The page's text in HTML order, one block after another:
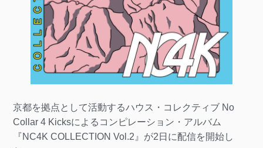
京都を拠点として活動するハウス・コレクティブ No
Collar 4 Kicksによるコンピレーション・アルバム
『NC4K COLLECTION Vol.2』が2日に配信を開始し